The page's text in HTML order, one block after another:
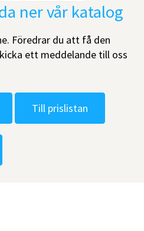
ner vår katalog
Föredrar du att få den
ett meddelande till oss
Till prislistan